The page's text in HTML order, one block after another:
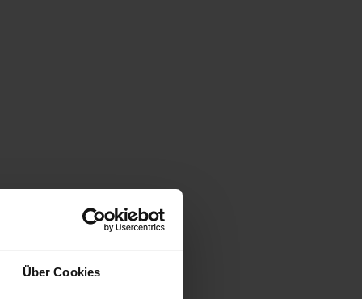
Über Cookies